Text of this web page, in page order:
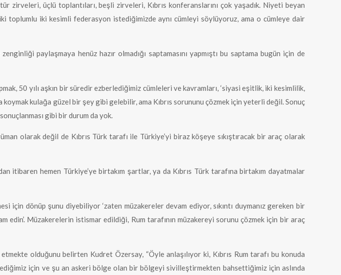
zirveleri, üçlü toplantıları, beşli zirveleri, Kıbrıs konferanslarını çok yaşadık. Niyeti beyan
toplumlu iki kesimli federasyon istediğimizde aynı cümleyi söylüyoruz, ama o cümleye dair
paylaşmaya henüz hazır olmadığı saptamasını yapmıştı bu saptama bugün için de
50 yılı aşkın bir süredir ezberlediğimiz cümleleri ve kavramları, ‘siyasi eşitlik, iki kesimlilik,
kulağa güzel bir şey gibi gelebilir, ama Kıbrıs sorununu çözmek için yeterli değil. Sonuç
gibi bir durum da yok.
olarak değil de Kıbrıs Türk tarafı ile Türkiye’yi biraz köşeye sıkıştıracak bir araç olarak
hemen Türkiye’ye birtakım şartlar, ya da Kıbrıs Türk tarafına birtakım dayatmalar
için dönüp şunu diyebiliyor ‘zaten müzakereler devam ediyor, sıkıntı duymanız gereken bir
edin’. Müzakerelerin istismar edildiği, Rum tarafının müzakereyi sorunu çözmek için bir araç
olduğunu belirten Kudret Özersay, “Öyle anlaşılıyor ki, Kıbrıs Rum tarafı bu konuda
için ve şu an askeri bölge olan bir bölgeyi sivilleştirmekten bahsettiğimiz için aslında